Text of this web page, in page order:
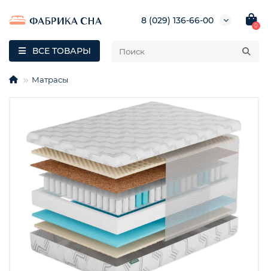
8 (029) 136-66-00
0
ВСЕ ТОВАРЫ
Матрасы